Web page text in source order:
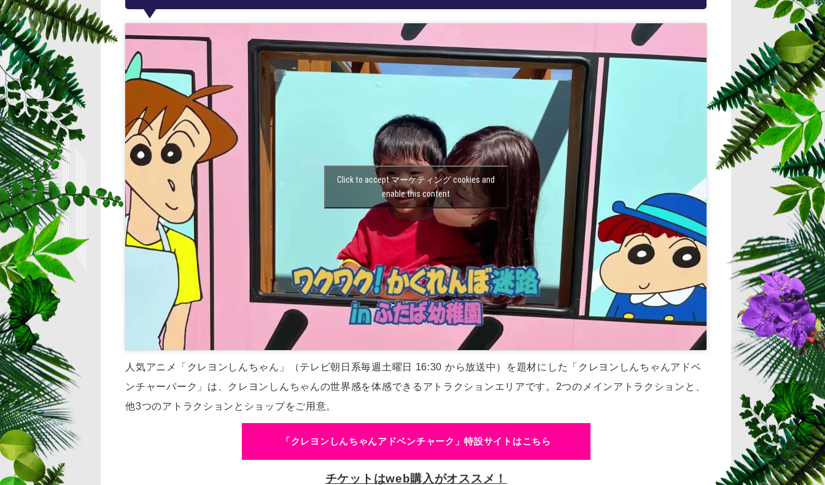
Click to accept マーケティング cookies and
enable this content
人気アニメ「クレヨンしんちゃん」（テレビ朝日系毎週土曜日 16:30 から放送中）を題材にした「クレヨンしんちゃんアドベ
ンチャーパーク」は、 クレヨンしんちゃんの世界感を体感できるアトラクションエリアです。 2つのメインアトラクションと、
他3つのアトラクションとショップをご用意。
「クレヨンしんちゃんアドベンチャーク」特設サイトはこちら
チケットはweb購入がオススメ！